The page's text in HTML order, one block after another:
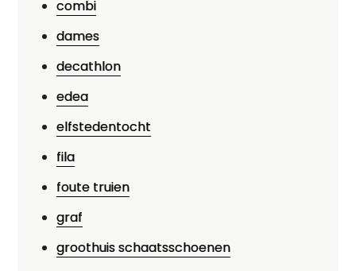
combi
dames
decathlon
edea
elfstedentocht
fila
foute truien
graf
groothuis schaatsschoenen